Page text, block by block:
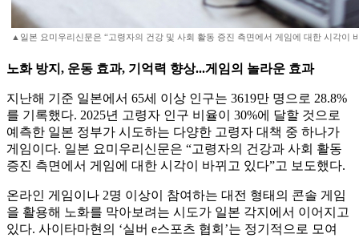
▲일본 요미우리신문은 “고령자의 건강 및 사회 활동 증진 측면에서 게임에 대한 시각이
노화 방지, 운동 효과, 기억력 향상...게임의 놀라운 효과
지난해 기준 일본에서 65세 이상 인구는 3619만 명으로 28.8%
를 기록했다. 2025년 고령자 인구 비율이 30%에 달할 것으로
예측한 일본 정부가 시도하는 다양한 고령자 대책 중 하나가
게임이다. 일본 요미우리신문은 “고령자의 건강과 사회 활동
증진 측면에서 게임에 대한 시각이 바뀌고 있다”고 보도했다.
온라인 게임이나 2명 이상이 참여하는 대전 형태의 콘솔 게임
을 활용해 노화를 막아보려는 시도가 일본 각지에서 이어지고
있다. 사이타마현의 ‘실버 e스포츠 협회’는 정기적으로 모여